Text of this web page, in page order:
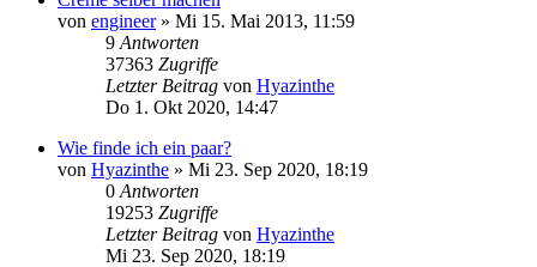
von engineer» Mi 15. Mai 2013, 11:59
9 Antworten
37363 Zugriffe
Letzter Beitrag von Hyazinthe
Do 1. Okt 2020, 14:47
Wie finde ich ein paar?
von Hyazinthe » Mi 23. Sep 2020, 18:19
0 Antworten
19253 Zugriffe
Letzter Beitrag von Hyazinthe
Mi 23. Sep 2020, 18:19